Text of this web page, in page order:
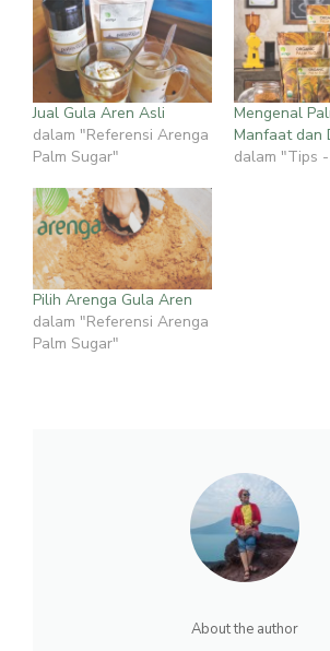
Jual Gula Aren Asli
dalam "Referensi Arenga
Palm Sugar"
Mengenal
Manfaat dan
dalam "Tips
Pilih Arenga Gula Aren
dalam "Referensi Arenga
Palm Sugar"
About the author